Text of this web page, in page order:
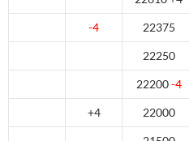
-4 22375
22250
22200-4
+4 22000